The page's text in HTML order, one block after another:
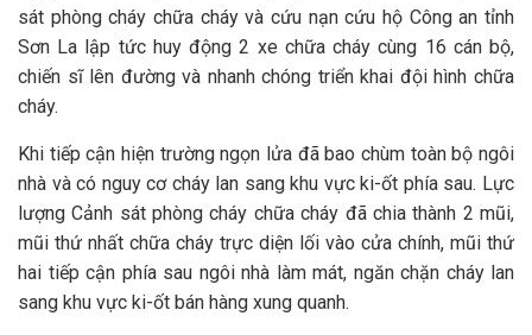
sát phòng cháy chữa cháy và cứu nạn cứu hộ Công an tỉnh
Sơn La lập tức huy động 2 xe chữa cháy cùng 16 cán bộ,
chiến sĩ lên đường và nhanh chóng triển khai đội hình chữa
cháy.
Khi tiếp cận hiện trường ngọn lửa đã bao chùm toàn bộ ngôi
nhà và có nguy cơ cháy lan sang khu vực ki-ốt phía sau. Lực
lượng Cảnh sát phòng cháy chữa cháy đã chia thành 2 mũi,
mũi thứ nhất chữa cháy trực diện lối vào cửa chính, mũi thứ
hai tiếp cận phía sau ngôi nhà làm mát, ngăn chặn cháy lan
sang khu vực ki-ốt bán hàng xung quanh.